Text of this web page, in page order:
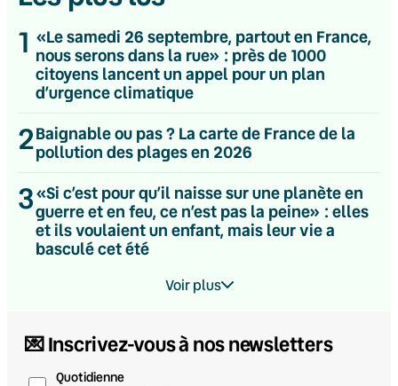
1 «Le samedi 26 septembre, partout en France,
nous serons dans la rue» : près de 1000
citoyens lancent un appel pour un plan
d’urgence climatique
2Baignable ou pas ? La carte de France de la
pollution des plages en 2026
3«Si c’est pour qu’il naisse sur une planète en
guerre et en feu, ce n’est pas la peine» : elles
et ils voulaient un enfant, mais leur vie a
basculé cet été
Voir plus
💌 Inscrivez-vous à nos newsletters
Quotidienne